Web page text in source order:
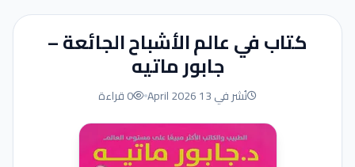
كتاب في عالم الأشباح الجائعة –
جابور ماتيه
نُشر في 13 April 2026 0 قراءة